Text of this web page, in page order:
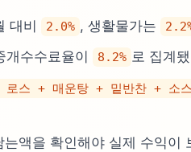
대비 2.0% , 생활물가는
개수수료율이
8.2% 로 집계
로스 + 매운탕 + 밑반찬 + 소
액을 확인해야 실제 수익이